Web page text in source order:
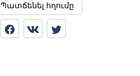
Պատճենել հղումը